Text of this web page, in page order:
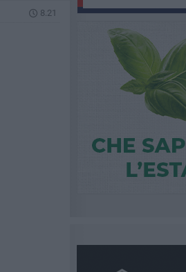
8.21